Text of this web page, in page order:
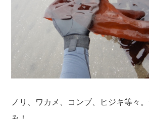
ノリ、ワカメ、コンブ、ヒジキ等々